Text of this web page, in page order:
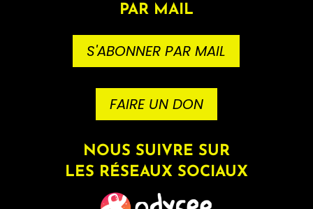
PAR MAIL
S'ABONNER PAR MAIL
FAIRE UN DON
NOUS SUIVRE SUR
LES RÉSEAUX SOCIAUX